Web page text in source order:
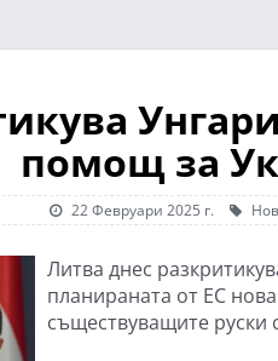
помощ за
22 Февруари 2025 г.
Литва днес
планираната от ЕС
съществуващите